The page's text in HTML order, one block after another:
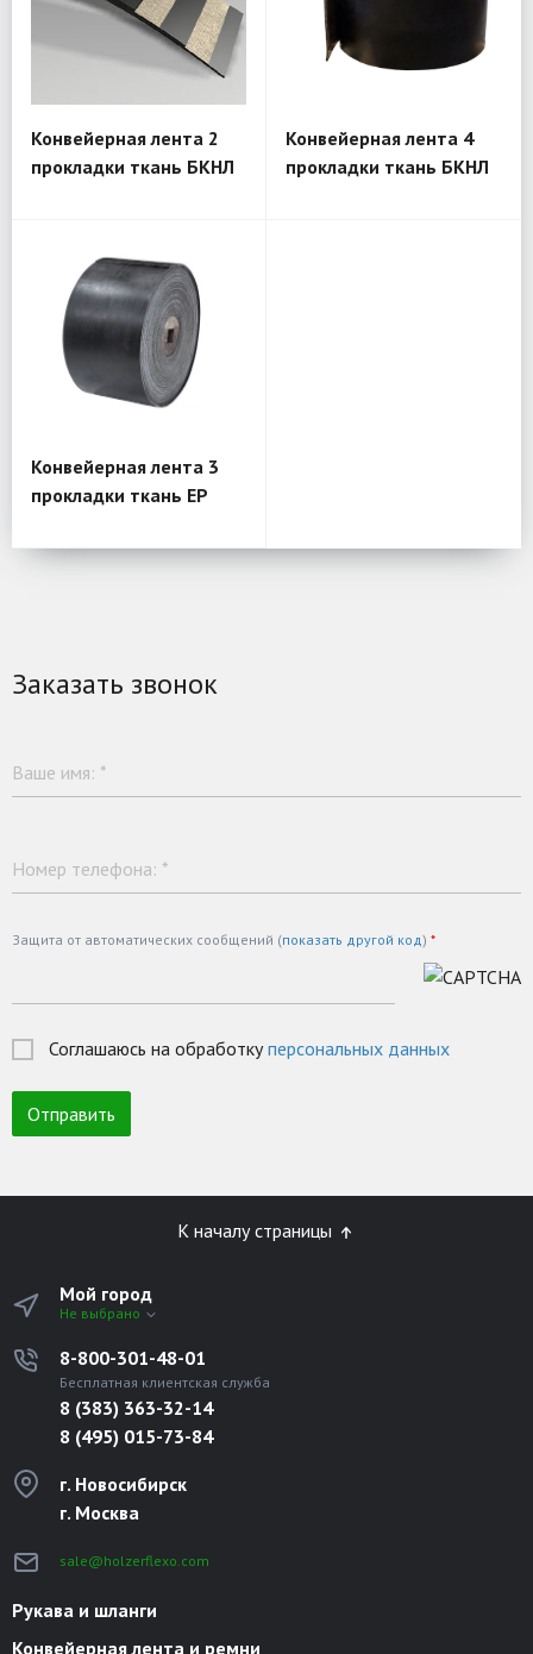
Конвейерная лента 2
прокладки ткань БКНЛ
Конвейерная лента 4
прокладки ткань БКНЛ
Конвейерная лента 3
прокладки ткань EP
Заказать звонок
Ваше имя: *
Номер телефона: *
Защита от автоматических сообщений (показать другой код) *
Соглашаюсь на обработкуперсональных данных
К началу страницы
Мой город
Не выбрано
8-800-301-48-01
Бесплатная клиентская служба
8 (383) 363-32-14
8 (495) 015-73-84
г. Новосибирск
г. Москва
sale@holzerflexo.com
Рукава и шланги
Конвейерная лента и ремни